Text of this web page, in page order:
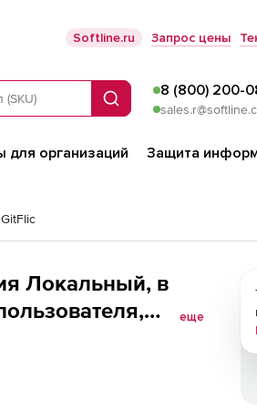
Softline.ru Запрос цены
Поиск
8 (800) 200-
для организаций Защита
GitFlic
Локальный, в
еще